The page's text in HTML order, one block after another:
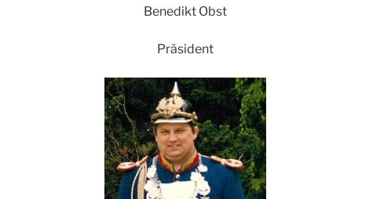
Benedikt Obst
Präsident